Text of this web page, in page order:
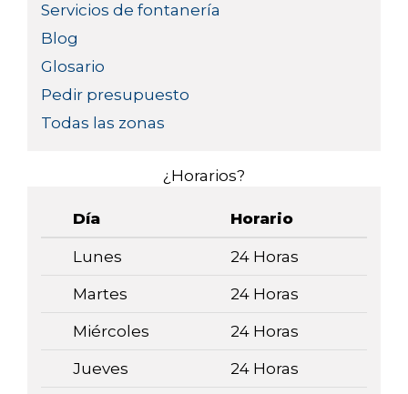
Servicios de fontanería
Blog
Glosario
Pedir presupuesto
Todas las zonas
¿Horarios?
Día Horario
Lunes 24 Horas
Martes 24 Horas
Miércoles 24 Horas
Jueves 24 Horas